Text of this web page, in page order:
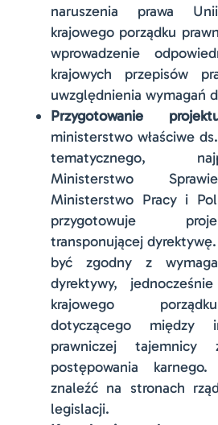
naruszenia prawa
krajowego porządku
wprowadzenie
krajowych przepisów
uwzględnienia wymagań
Przygotowanie
ministerstwo właściwe
tematycznego,
Ministerstwo
Ministerstwo Pracy i
przygotowuje
transponującej
być zgodny z
dyrektywy,
krajowego
dotyczącego między
prawniczej tajemnicy
postępowania
znaleźć na stronach
legislacji.